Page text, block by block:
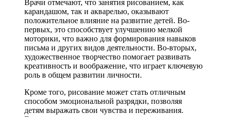
Врачи отмечают, что занятия рисованием, как
карандашом, так и акварелью, оказывают
положительное влияние на развитие детей. Во-
первых, это способствует улучшению мелкой
моторики, что важно для формирования навыков
письма и других видов деятельности. Во-вторых,
художественное творчество помогает развивать
креативность и воображение, что играет ключевую
роль в общем развитии личности.
Кроме того, рисование может стать отличным
способом эмоциональной разрядки, позволяя
детям выражать свои чувства и переживания.